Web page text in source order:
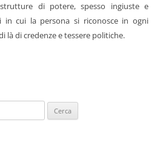
di potere, spesso ingiuste e
in cui la persona si riconosce in ogni
là di credenze e tessere politiche.